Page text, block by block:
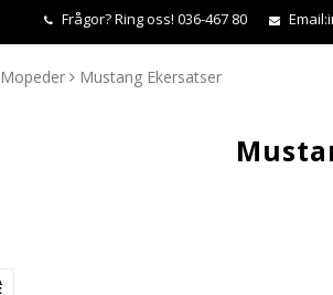
Frågor?Ring oss! 036-467 80 Email:
Mopeder Mustang Ekersatser